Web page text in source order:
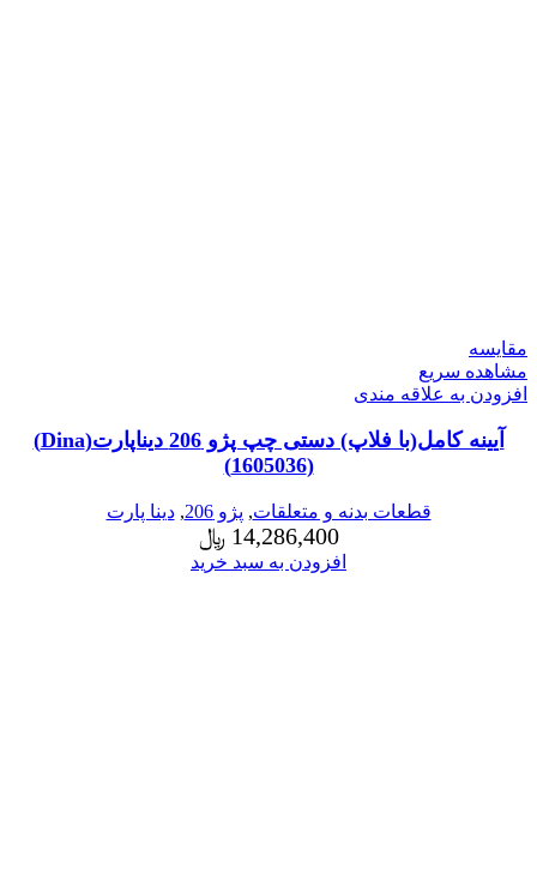
مقایسه
مشاهده سریع
افزودن به علاقه مندی
آیینه کامل(با فلاپ) دستی چپ پژو 206 دیناپارت(Dina)
(1605036)
قطعات بدنه و متعلقات, پژو 206 ,دینا پارت
14,286,400 ﷼
افزودن به سبد خرید